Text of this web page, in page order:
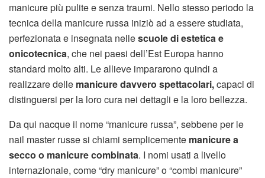
manicure più pulite e senza traumi. Nello stesso periodo la
tecnica della manicure russa iniziò ad a essere studiata,
perfezionata e insegnata nellescuole di estetica e
onicotecnica, che nei paesi dell’Est Europa hanno
standard molto alti. Le allieve impararono quindi a
realizzare delle manicure davvero spettacolari,capaci di
distinguersi per la loro cura nei dettagli e la loro bellezza.
Da qui nacque il nome “manicure russa”, sebbene per le
nail master russe si chiami semplicemente manicure a
secco o manicure combinata. I nomi usati a livello
internazionale, come “dry manicure” o “combi manicure”